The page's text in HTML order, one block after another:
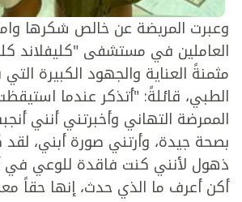
وعبرت المريضة عن خالص شكرها
العاملين في مستشفى "كليفلاند
مثمنةً العناية والجهود الكبيرة
الطبي، قائلةً: "أتذكر عندما
الممرضة التهاني وأخبرتني أنني
بصحة جيدة، وأرتني صورة أبني،
ذهول لأنني كنت فاقدة للوعي في
أكن أعرف ما الذي حدث، إنها حقاً